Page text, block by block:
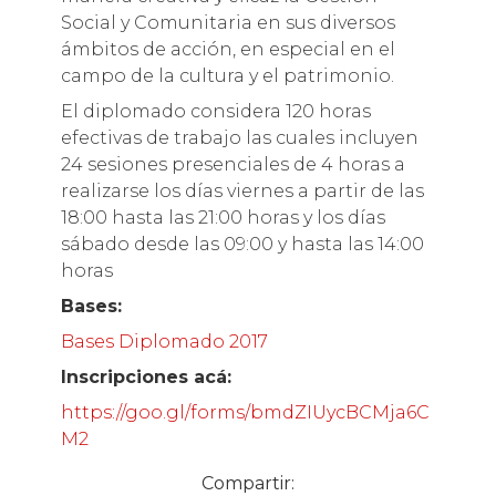
Social y Comunitaria en sus diversos
ámbitos de acción, en especial en el
campo de la cultura y el patrimonio.
El diplomado considera 120 horas
efectivas de trabajo las cuales incluyen
24 sesiones presenciales de 4 horas a
realizarse los días viernes a partir de las
18:00 hasta las 21:00 horas y los días
sábado desde las 09:00 y hasta las 14:00
horas
Bases:
Bases Diplomado 2017
Inscripciones acá:
https://goo.gl/forms/bmdZIUycBCMja6C
M2
Compartir: